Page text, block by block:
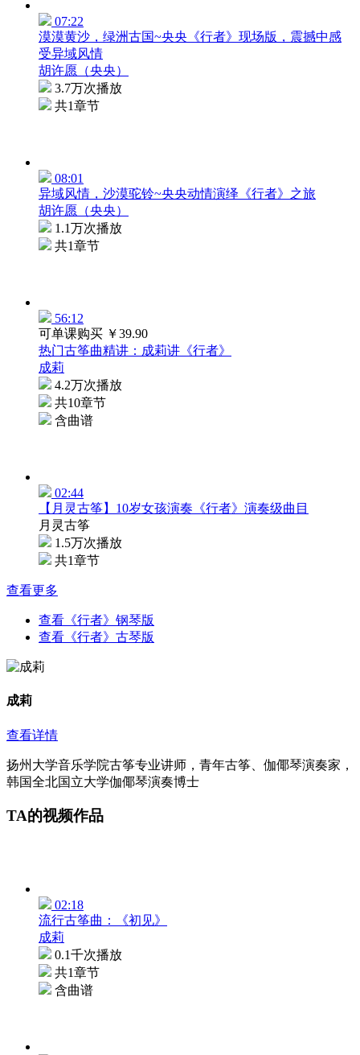
07:22
漠漠黄沙，绿洲古国~央央《行者》现场版，震撼中感
受异域风情
胡许愿（央央）
3.7万次播放
共1章节
08:01
异域风情，沙漠驼铃~央央动情演绎《行者》之旅
胡许愿（央央）
1.1万次播放
共1章节
56:12
可单课购买 ￥39.90
热门古筝曲精讲：成莉讲《行者》
成莉
4.2万次播放
共10章节
含曲谱
02:44
【月灵古筝】10岁女孩演奏《行者》演奏级曲目
月灵古筝
1.5万次播放
共1章节
查看更多
查看《行者》钢琴版
查看《行者》古琴版
成莉
查看详情
扬州大学音乐学院古筝专业讲师，青年古筝、伽倻琴演奏家，
韩国全北国立大学伽倻琴演奏博士
TA的视频作品
02:18
流行古筝曲：《初见》
成莉
0.1千次播放
共1章节
含曲谱